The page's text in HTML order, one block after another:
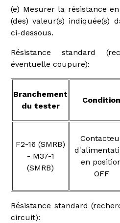
(e) Mesurer la résistance
(des) valeur(s) indiquée(s)
ci-dessous.
Résistance standard
éventuelle coupure):
Branchement
du tester
Condition
F2-16 (SMRB)
- M37-1
(SMRB)
en
OFF
Résistance standard
circuit):